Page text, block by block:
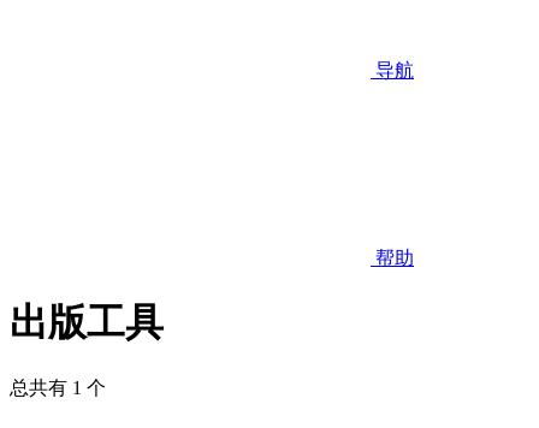
导航
帮助
出版工具
总共有 1 个